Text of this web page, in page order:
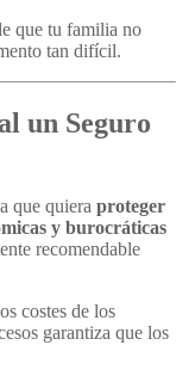
que tu familia no
tan difícil.
un Seguro
que quiera proteger
y burocráticas
recomendable
costes de los
garantiza que los